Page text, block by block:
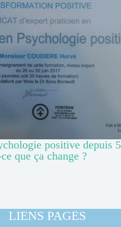
positive depuis 5
que ça change ?
LIENS PAGES